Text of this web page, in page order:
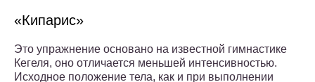
«Кипарис»
Это упражнение основано на известной гимнастике
Кегеля, оно отличается меньшей интенсивностью.
Исходное положение тела, как и при выполнении